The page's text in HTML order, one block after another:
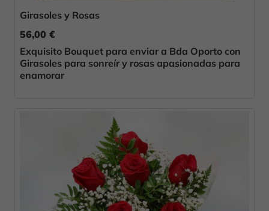
Girasoles y Rosas
56,00 €
Exquisito Bouquet para enviar a Bda Oporto con
Girasoles para sonreír y rosas apasionadas para
enamorar